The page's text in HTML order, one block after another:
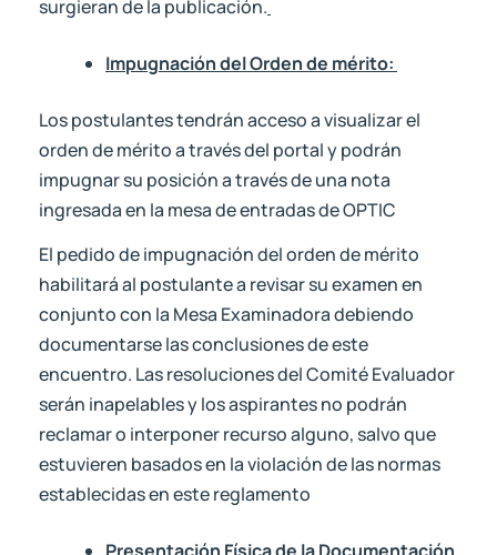
surgieran de la publicación.
Impugnación del Orden de mérito:
Los postulantes tendrán acceso a visualizar el
orden de mérito a través del portal y podrán
impugnar su posición a través de una nota
ingresada en la mesa de entradas de OPTIC
El pedido de impugnación del orden de mérito
habilitará al postulante a revisar su examen en
conjunto con la Mesa Examinadora debiendo
documentarse las conclusiones de este
encuentro. Las resoluciones del Comité Evaluador
serán inapelables y los aspirantes no podrán
reclamar o interponer recurso alguno, salvo que
estuvieren basados en la violación de las normas
establecidas en este reglamento